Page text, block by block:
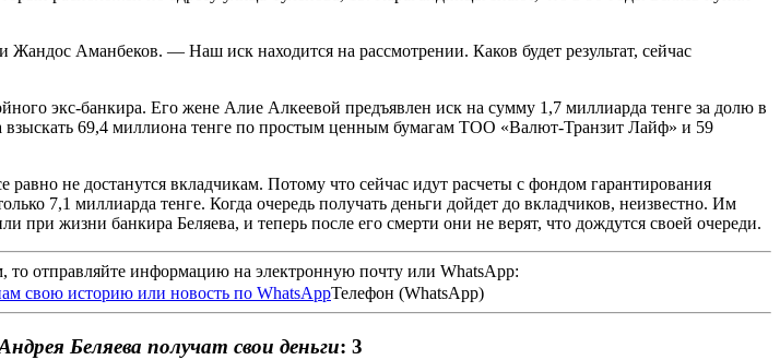
Аманбеков. — Наш иск находится на рассмотрении. Каков будет результат, сейчас
экс-банкира. Его жене Алие Алкеевой предъявлен иск на сумму 1,7 миллиарда тенге за долю в
69,4 миллиона тенге по простым ценным бумагам ТОО «Валют-Транзит Лайф» и 59
не достанутся вкладчикам. Потому что сейчас идут расчеты с фондом гарантирования
7,1 миллиарда тенге. Когда очередь получать деньги дойдет до вкладчиков, неизвестно. Им
жизни банкира Беляева, и теперь после его смерти они не верят, что дождутся своей очереди.
то отправляйте информацию на электронную почту или WhatsApp:
Телефон (WhatsApp)
Беляева получат свои деньги: 3